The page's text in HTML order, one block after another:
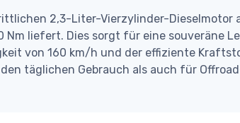
2,3-Liter-Vierzylinder-
Nm liefert. Dies sorgt für eine souveräne
von 160 km/h und der effiziente
täglichen Gebrauch als auch für